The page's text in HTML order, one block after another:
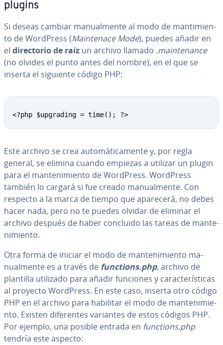
plugins
Si deseas cambiar ma­nua­l­me­n­te al modo de ma­n­ti­mie­n­
to de WordPress (Mai­n­te­na­ce Mode), puedes añadir en
el di­re­c­to­rio de raíz un archivo llamado .mai­n­te­na­n­ce
(no olvides el punto antes del nombre), en el que se
inserta el siguiente código PHP:
<?php $upgrading = time(); ?>
Este archivo se crea au­to­má­ti­ca­me­n­te y, por regla
general, se elimina cuando empiezas a utilizar un plugin
para el ma­n­te­ni­mie­n­to de WordPress. WordPress
también lo cargará si fue creado ma­nua­l­me­n­te. Con
respecto a la marca de tiempo que aparecerá, no debes
hacer nada, pero no te puedes olvidar de eliminar el
archivo después de haber concluido las tareas de ma­n­te­
ni­mie­n­to.
Otra forma de iniciar el modo de ma­n­te­ni­mie­n­to ma­
nua­l­me­n­te es a través de functions.php, archivo de
plantilla utilizado para añadir funciones y ca­ra­c­te­rí­s­ti­cas
al proyecto WordPress. En este caso, inserta otro código
PHP en el archivo para habilitar el modo de ma­n­te­ni­mie­
n­to. Existen di­fe­re­n­tes variantes de estos códigos PHP.
Por ejemplo, una posible entrada en functions.php
tendría este aspecto: